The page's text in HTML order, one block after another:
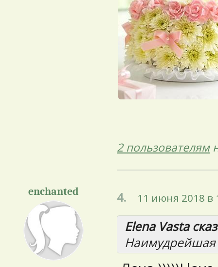
2 пользователям
enchanted 4. 11 июня 2018 в
Elena Vasta